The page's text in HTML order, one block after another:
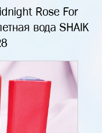
Rose For
вода SHAIK